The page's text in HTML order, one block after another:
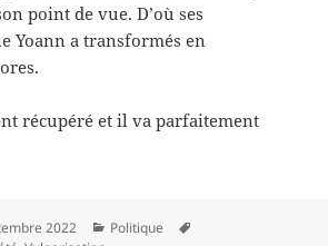
point de vue. D’où ses
Yoann a transformés en
récupéré et il va parfaitement
2022 Catégories
Politique